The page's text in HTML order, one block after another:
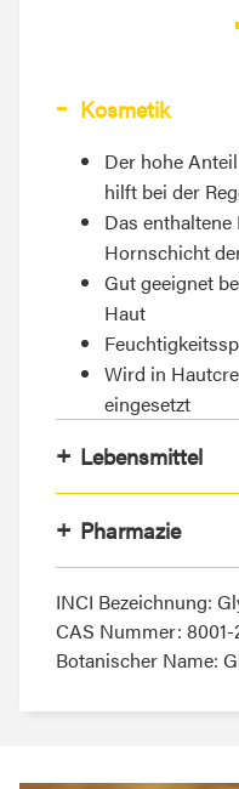
Kosmetik
Der hohe
hilft bei der
Das
Hornschicht
Gut geeignet
Haut
Wird in
eingesetzt
Lebensmittel
Pharmazie
INCI Bezeichnung:
CAS Nummer: 8001-
Botanischer Name: